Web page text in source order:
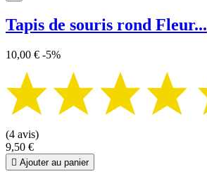
Tapis de souris rond Fleur...
10,00 € -5%
(4 avis)
9,50 €
 Ajouter au panier